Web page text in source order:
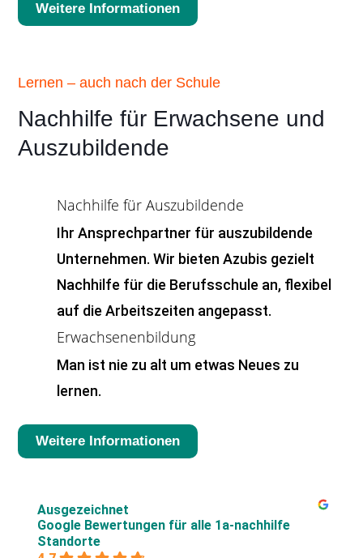
Weitere Informationen
Lernen – auch nach der Schule
Nachhilfe für Erwachsene und
Auszubildende
Nachhilfe für Auszubildende
Ihr Ansprechpartner für auszubildende
Unternehmen. Wir bieten Azubis gezielt
Nachhilfe für die Berufsschule an, flexibel
auf die Arbeitszeiten angepasst.
Erwachsenenbildung
Man ist nie zu alt um etwas Neues zu
lernen.
Weitere Informationen
Ausgezeichnet
Google Bewertungen für alle 1a-nachhilfe
Standorte